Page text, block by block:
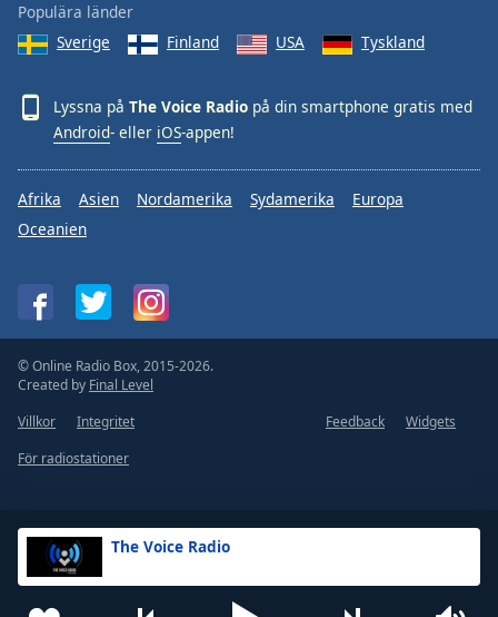
The Voice Radio
Populära länder
Sverige
Finland USA Tyskland
Lyssna på The Voice Radio på din smartphone gratis med
Android- eller iOS-appen!
Afrika Asien Nordamerika Sydamerika
Europa
Oceanien
© Online Radio Box, 2015-2026.
Created by Final Level
Villkor
Integritet Feedback
Widgets
För radiostationer